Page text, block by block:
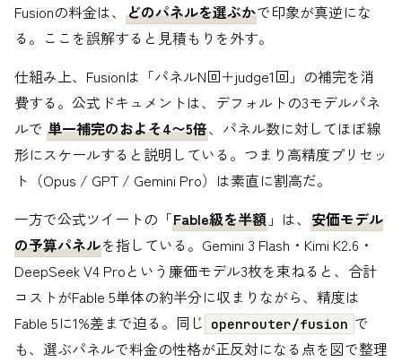
Fusionの料金は、 どのパネルを選ぶかで印象が真逆にな
る。ここを誤解すると見積もりを外す。
仕組み上、Fusionは「パネルN回＋judge1回」の補完を消
費する。公式ドキュメントは、デフォルトの3モデルパネ
ルで 単一補完のおよそ4〜5倍、パネル数に対してほぼ線
形にスケールすると説明している。つまり高精度プリセッ
ト（Opus / GPT / Gemini Pro）は素直に割高だ。
一方で公式ツイートの「Fable級を半額 」は、 安価モデル
の予算パネルを指している。Gemini 3 Flash・Kimi K2.6・
DeepSeek V4 Proという廉価モデル3枚を束ねると、合計
コストがFable 5単体の約半分に収まりながら、精度は
Fable 5に1%差まで迫る。同じ openrouter/fusion で
も、選ぶパネルで料金の性格が正反対になる点を図で整理